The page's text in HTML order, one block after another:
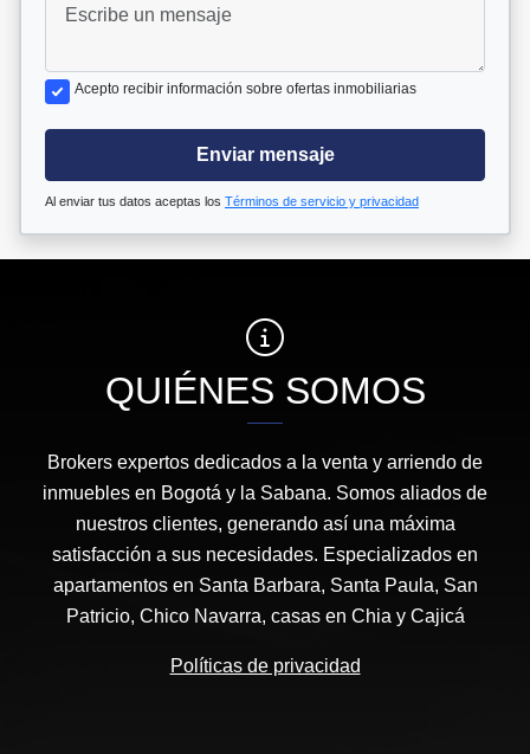
Acepto recibir información sobre ofertas inmobiliarias
Enviar mensaje
Al enviar tus datos aceptas los Términos de servicio y privacidad
QUIÉNES SOMOS
Brokers expertos dedicados a la venta y arriendo de
inmuebles en Bogotá y la Sabana. Somos aliados de
nuestros clientes, generando así una máxima
satisfacción a sus necesidades. Especializados en
apartamentos en Santa Barbara, Santa Paula, San
Patricio, Chico Navarra, casas en Chia y Cajicá
Políticas de privacidad